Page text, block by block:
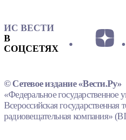
ИС ВЕСТИ
В
СОЦСЕТЯХ
© Сетевое издание «Вести.Ру»
«Федеральное государственное
Всероссийская государственная
радиовещательная компания»